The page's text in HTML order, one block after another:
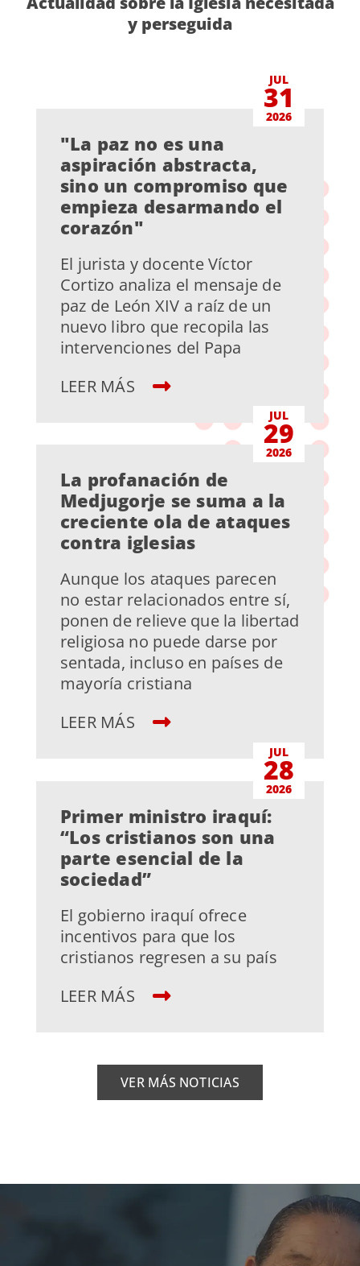
y perseguida
JUL
31
2026
"La paz no es una
aspiración abstracta,
sino un compromiso que
empieza desarmando el
corazón"
El jurista y docente Víctor
Cortizo analiza el mensaje de
paz de León XIV a raíz de un
nuevo libro que recopila las
intervenciones del Papa
LEER MÁS
JUL
29
2026
La profanación de
Medjugorje se suma a la
creciente ola de ataques
contra iglesias
Aunque los ataques parecen
no estar relacionados entre sí,
ponen de relieve que la libertad
religiosa no puede darse por
sentada, incluso en países de
mayoría cristiana
LEER MÁS
JUL
28
2026
Primer ministro iraquí:
“Los cristianos son una
parte esencial de la
sociedad”
El gobierno iraquí ofrece
incentivos para que los
cristianos regresen a su país
LEER MÁS
VER MÁS NOTICIAS